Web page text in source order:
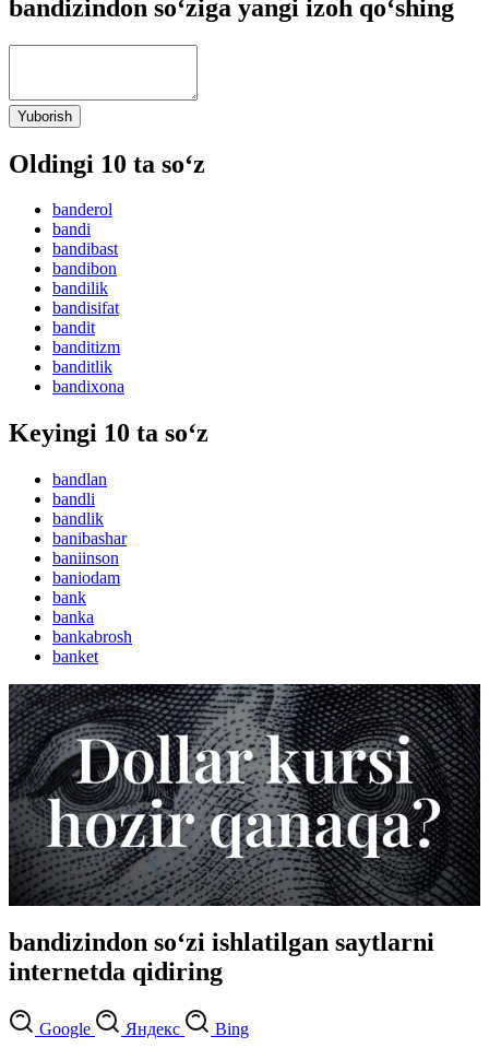
bandizindon so‘ziga yangi izoh qo‘shing
Yuborish
Oldingi 10 ta so‘z
banderol
bandi
bandibast
bandibon
bandilik
bandisifat
bandit
banditizm
banditlik
bandixona
Keyingi 10 ta so‘z
bandlan
bandli
bandlik
banibashar
baniinson
baniodam
bank
banka
bankabrosh
banket
bandizindon so‘zi ishlatilgan saytlarni
internetda qidiring
Google Яндекс Bing